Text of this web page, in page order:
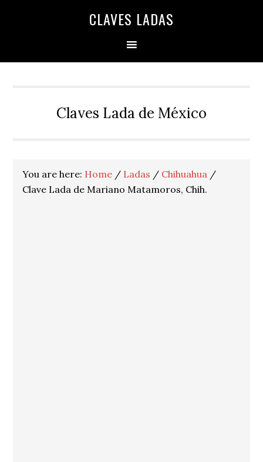
CLAVES LADAS
Claves Lada de México
You are here: Home / Ladas / Chihuahua /
Clave Lada de Mariano Matamoros, Chih.